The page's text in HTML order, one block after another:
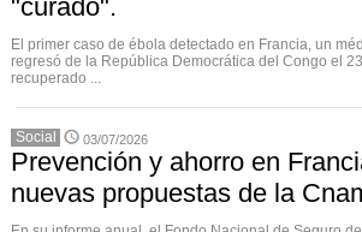
"curado".
El primer caso de ébola detectado en Francia, un
regresó de la República Democrática del Congo el
recuperado ...
Social 03/07/2026
Prevención y ahorro en
nuevas propuestas de la